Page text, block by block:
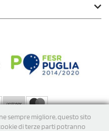
sempre migliore, questo sito
di terze parti potranno